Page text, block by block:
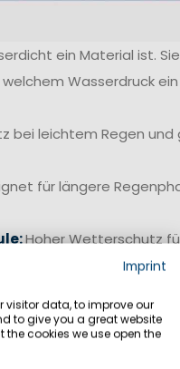
ein Material ist.
Wasserdruck
bei leichtem Regen
für längere
Hoher Wetterschutz
ist neben einer
Imprint
visitor data, to improve our
to give you a great website
the cookies we use open the